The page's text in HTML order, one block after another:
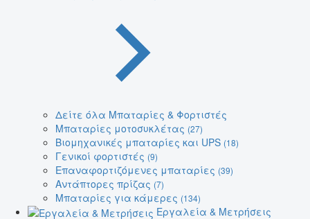
Δείτε όλα Μπαταρίες & Φορτιστές
Μπαταρίες μοτοσυκλέτας (27)
Βιομηχανικές μπαταρίες και UPS (18)
Γενικοί φορτιστές (9)
Επαναφορτιζόμενες μπαταρίες (39)
Αντάπτορες πρίζας (7)
Μπαταρίες για κάμερες (134)
Εργαλεία & Μετρήσεις